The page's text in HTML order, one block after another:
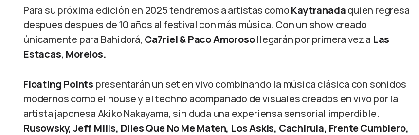
Para su próxima edición en 2025 tendremos a artistas comoKaytranadaquien regresa
despues despues de 10 años al festival con más música. Con un show creado
únicamente para Bahidorá, Ca7riel & Paco Amorosollegarán por primera vez a Las
Estacas, Morelos.
Floating Points presentarán un set en vivo combinando la música clásica con sonidos
modernos como el house y el techno acompañado de visuales creados en vivo por la
artista japonesa Akiko Nakayama, sin duda una experiensa sensorial imperdible.
Rusowsky, Jeff Mills, Diles Que No Me Maten, Los Askis, Cachirula, Frente Cumbiero,